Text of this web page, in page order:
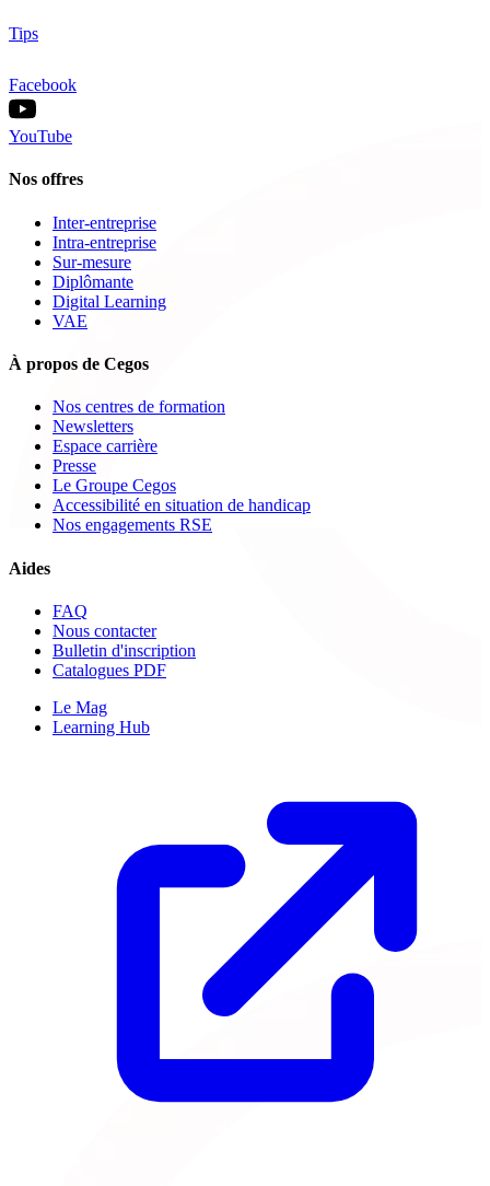
Tips
Facebook
YouTube
Nos offres
Inter-entreprise
Intra-entreprise
Sur-mesure
Diplômante
Digital Learning
VAE
À propos de Cegos
Nos centres de formation
Newsletters
Espace carrière
Presse
Le Groupe Cegos
Accessibilité en situation de handicap
Nos engagements RSE
Aides
FAQ
Nous contacter
Bulletin d'inscription
Catalogues PDF
Le Mag
Learning Hub